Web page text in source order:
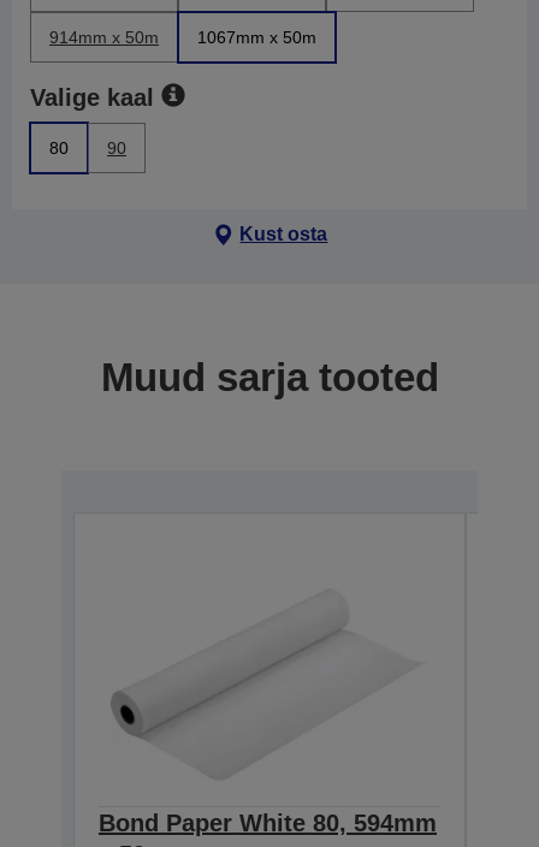
914mm x 50m 1067mm x 50m
Valige kaal
80 90
Kust osta
Muud sarja tooted
Bond Paper White 80, 594mm